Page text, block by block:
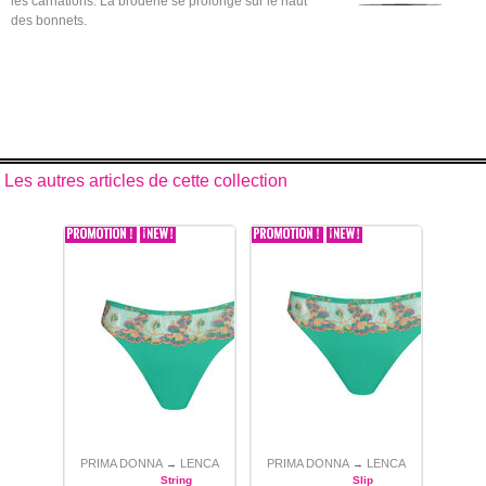
des bonnets.
Les autres articles de cette collection
PRIMA DONNA → LENCA
String
PRIMA DONNA → LENCA
Slip